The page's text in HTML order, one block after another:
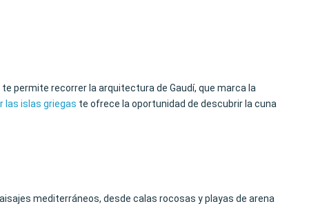
te permite recorrer la arquitectura de Gaudí, que marca la
las islas griegas te ofrece la oportunidad de descubrir la cuna
mediterráneos, desde calas rocosas y playas de arena